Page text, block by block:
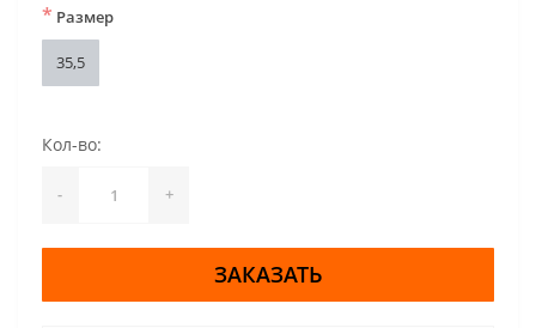
* Размер
35,5
Кол-во:
- +
ЗАКАЗАТЬ